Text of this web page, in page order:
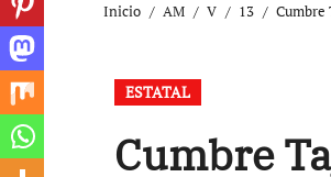
Inicio AM V 13
ESTATAL
Cumbre